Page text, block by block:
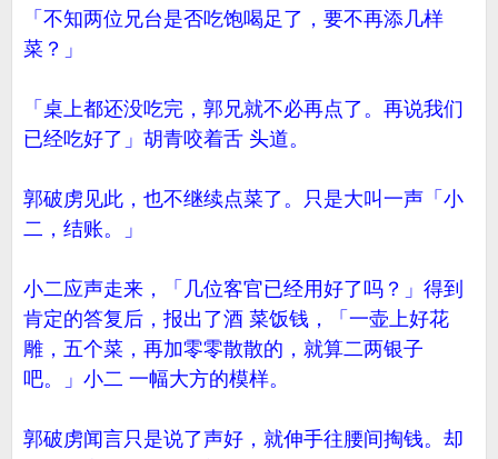
「不知两位兄台是否吃饱喝足了，要不再添几样
菜？」
「桌上都还没吃完，郭兄就不必再点了。再说我们
已经吃好了」胡青咬着舌 头道。
郭破虏见此，也不继续点菜了。只是大叫一声「小
二，结账。」
小二应声走来，「几位客官已经用好了吗？」得到
肯定的答复后，报出了酒 菜饭钱，「一壶上好花
雕，五个菜，再加零零散散的，就算二两银子
吧。」小二 一幅大方的模样。
郭破虏闻言只是说了声好，就伸手往腰间掏钱。却